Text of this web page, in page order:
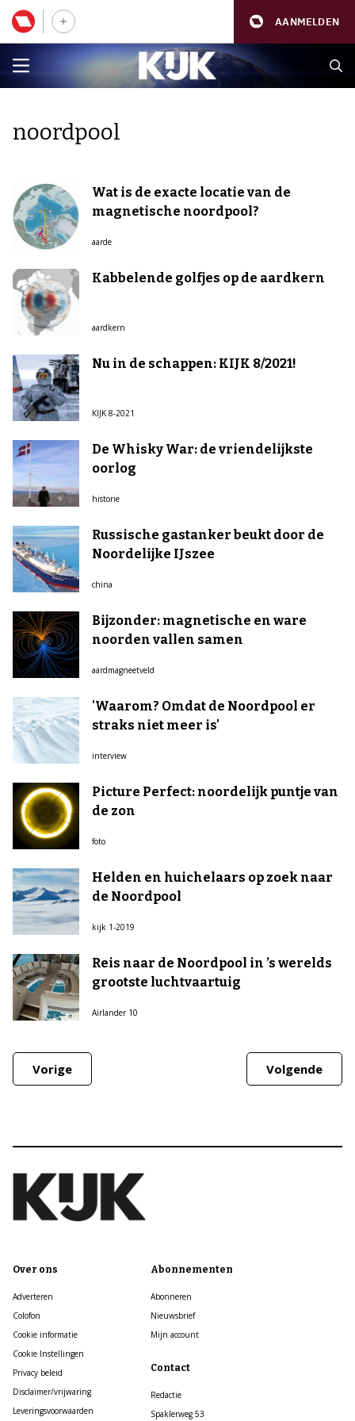
AANMELDEN
noordpool
Wat is de exacte locatie van de
magnetische noordpool?
aarde
Kabbelende golfjes op de aardkern
aardkern
Nu in de schappen: KIJK 8/2021!
KIJK 8-2021
De Whisky War: de vriendelijkste
oorlog
historie
Russische gastanker beukt door de
Noordelijke IJszee
china
Bijzonder: magnetische en ware
noorden vallen samen
aardmagneetveld
'Waarom? Omdat de Noordpool er
straks niet meer is'
interview
Picture Perfect: noordelijk puntje van
de zon
foto
Helden en huichelaars op zoek naar
de Noordpool
kijk 1-2019
Reis naar de Noordpool in ’s werelds
grootste luchtvaartuig
Airlander 10
Vorige Volgende
Over ons
Adverteren
Colofon
Cookie informatie
Cookie Instellingen
Privacy beleid
Disclaimer/vrijwaring
Leveringsvoorwaarden
Abonnementen
Abonneren
Nieuwsbrief
Mijn account
Contact
Redactie
Spaklerweg 53